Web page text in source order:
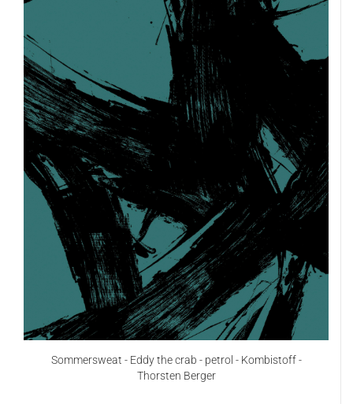
Sommersweat - Eddy the crab - petrol - Kombistoff -
Thorsten Berger